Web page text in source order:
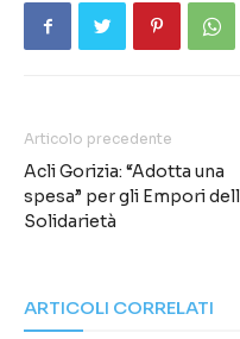
Articolo precedente
Acli Gorizia: “Adotta una
spesa” per gli Empori
Solidarietà
ARTICOLI CORRELATI